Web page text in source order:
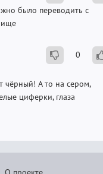
было переводить с
0
чёрный! А то на сером,
циферки, глаза